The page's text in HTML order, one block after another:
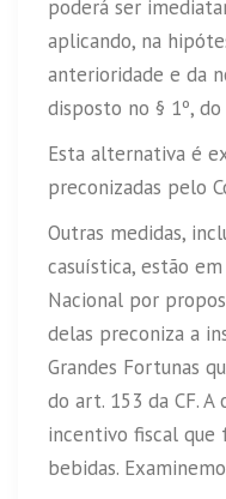
poderá ser
aplicando, na
anterioridade e da
disposto no § 1º, do
Esta alternativa é
preconizadas pelo
Outras medidas,
casuística, estão
Nacional por
delas preconiza a
Grandes Fortunas
do art. 153 da CF.
incentivo fiscal que
bebidas.